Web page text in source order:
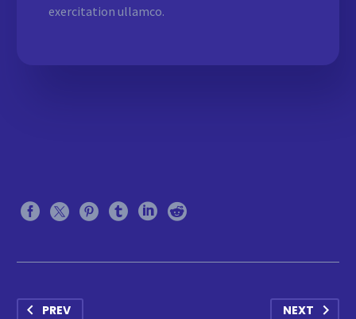
exercitation ullamco.
PREV NEXT